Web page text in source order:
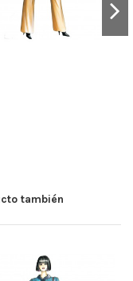
también